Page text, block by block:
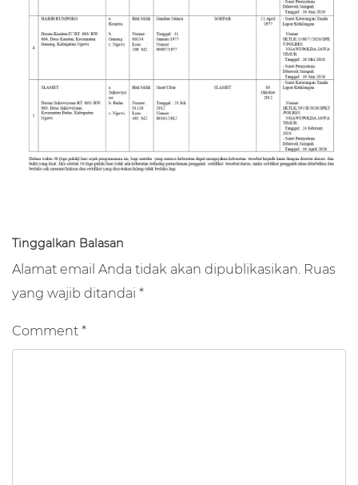
Tinggalkan Balasan
Alamat email Anda tidak akan dipublikasikan. Ruas
yang wajib ditandai *
Comment *